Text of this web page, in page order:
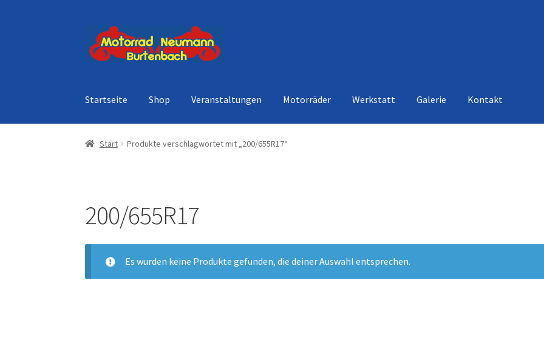
Zur
Navigation
springen
Zum
Inhalt
springen
Startseite Shop Veranstaltungen Motorräder Werkstatt Galerie Kontakt
Start Produkte verschlagwortet mit „200/655R17“
200/655R17
Es wurden keine Produkte gefunden, die deiner Auswahl entsprechen.